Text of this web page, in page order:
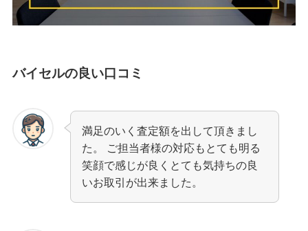
バイセルの良い口コミ
満足のいく査定額を出して頂きまし
た。 ご担当者様の対応もとても明る
笑顔で感じが良くとても気持ちの良
いお取引が出来ました。